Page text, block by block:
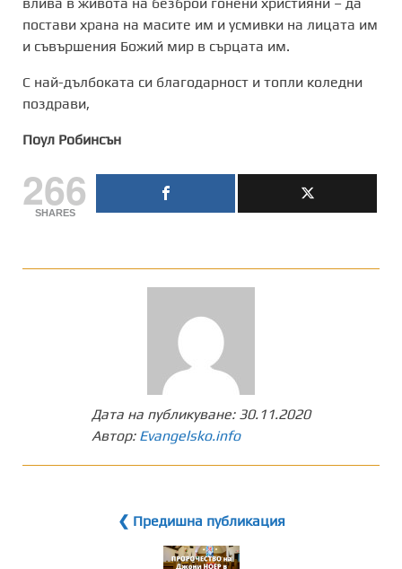
постави храна на масите им и усмивки на лицата им
и съвършения Божий мир в сърцата им.
С най-дълбоката си благодарност и топли коледни
поздрави,
Поул Робинсън
266
SHARES
Дата на публикуване: 30.11.2020
Автор: Evangelsko.info
❮ Предишна публикация